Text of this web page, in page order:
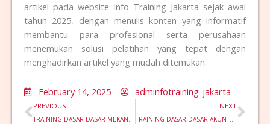
artikel pada website Info Training Jakarta sejak awal
tahun 2025, dengan menulis konten yang informatif
membantu para profesional serta perusahaan
menemukan solusi pelatihan yang tepat dengan
menghadirkan artikel yang mudah ditemukan.
February 14, 2025 adminfotraining-jakarta
Prev
PREVIOUS NEXT
TRAINING DASAR-DASAR AKUNTANSI MANAJERIAL UNTUK KEPUTUSAN KEUANGAN